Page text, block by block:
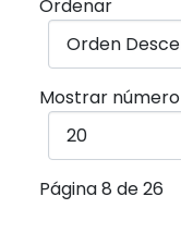
Ordenar
Mostrar número
Página 8 de 26